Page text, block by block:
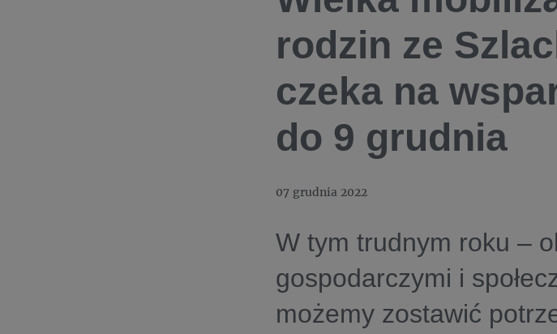
rodzin ze
czeka na
do 9 grudnia
07 grudnia 2022
W tym trudnym roku –
gospodarczymi i
możemy zostawić